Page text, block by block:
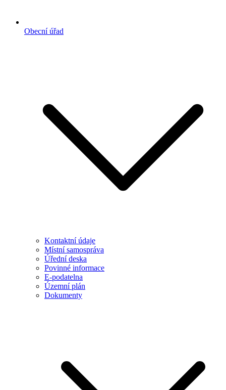
Obecní úřad
Kontaktní údaje
Místní samospráva
Úřední deska
Povinné informace
E-podatelna
Územní plán
Dokumenty